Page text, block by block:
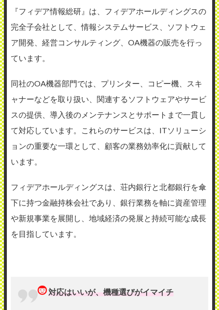
『フィデア情報総研』は、フィデアホールディングスの
完全子会社として、情報システムサービス、ソフトウェ
ア開発、経営コンサルティング、OA機器の販売を行っ
ています。
同社のOA機器部門では、プリンター、コピー機、スキ
ャナーなどを取り扱い、関連するソフトウェアやサービ
スの提供、導入後のメンテナンスとサポートまで一貫し
て対応しています。これらのサービスは、ITソリューシ
ョンの重要な一環として、顧客の業務効率化に貢献して
います。
フィデアホールディングスは、荘内銀行と北都銀行を傘
下に持つ金融持株会社であり、銀行業務を軸に資産管理
や新規事業を展開し、地域経済の発展と持続可能な成長
を目指しています。
対応はいいが、機種選びがイマイチ